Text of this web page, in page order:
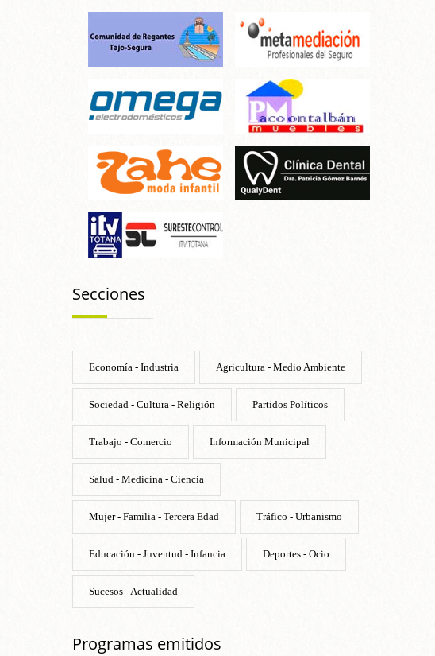
Secciones
Economía - Industria Agricultura - Medio Ambiente
Sociedad - Cultura - Religión Partidos Políticos
Trabajo - Comercio Información Municipal
Salud - Medicina - Ciencia
Mujer - Familia - Tercera Edad Tráfico - Urbanismo
Educación - Juventud - Infancia Deportes - Ocio
Sucesos - Actualidad
Programas emitidos